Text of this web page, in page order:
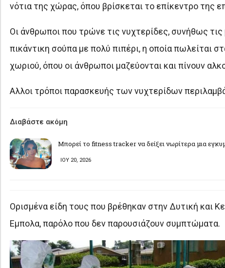
νότια της χώρας, όπου βρίσκεται το επίκεντρο της
Οι άνθρωποι που τρώνε τις νυχτερίδες, συνήθως τις
πικάντικη σούπα με πολύ πιπέρι, η οποία πωλείται
χωριού, όπου οι άνθρωποι μαζεύονται και πίνουν
Αλλοι τρόποι παρασκευής των νυχτερίδων
Διαβάστε ακόμη
Μπορεί το fitness tracker να δείξει νωρίτερα μια
ΙΟΥ 20, 2026
Ορισμένα είδη τους που βρέθηκαν στην Δυτική και
Εμπολα, παρόλο που δεν παρουσιάζουν συμπτώματα.